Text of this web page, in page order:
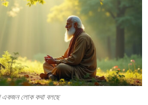
একজন লোক কথা বলছে